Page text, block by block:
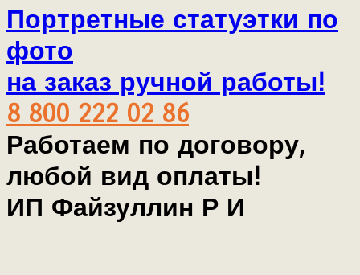
Портретные статуэтки по
фото
на заказ ручной работы!
8 800 222 02 86
Работаем по договору,
любой вид оплаты!
ИП Файзуллин Р И